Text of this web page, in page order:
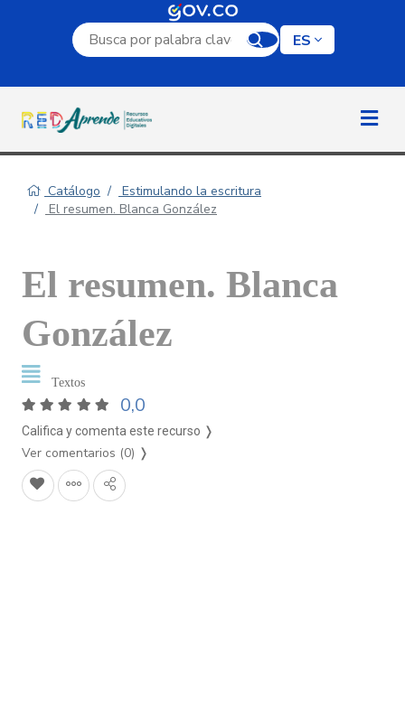
Campo de búsqueda por palabra clave
ES
Catálogo
Estimulando la escritura
El resumen. Blanca González
El resumen. Blanca
González
Textos
0,0
Califica y comenta este recurso ❭
Ver comentarios (0) ❭